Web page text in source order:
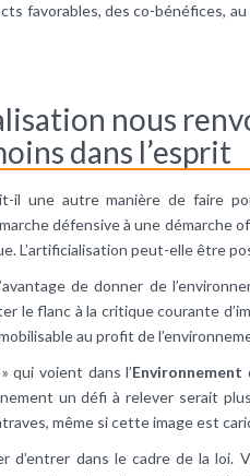
favorables, des co-bénéfices,
nous
dans l’esprit
il une autre manière de faire
défensive à une démarche
L’artificialisation peut-elle être
de donner de
le flanc à la critique courante
au profit de
qui voient dans l’Environnement
un défi à relever serait
même si cette image est
d’entrer dans le cadre de la loi.